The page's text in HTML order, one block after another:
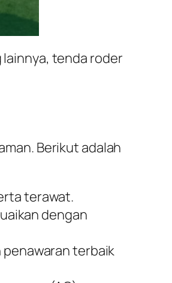
tenda roder
Berikut adalah
terawat.
dengan
terbaik